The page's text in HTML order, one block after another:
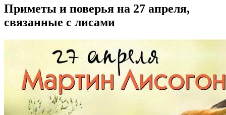
Приметы и поверья на 27 апреля,
связанные с лисами